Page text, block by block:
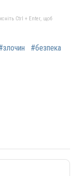
Ctrl + Enter, щоб
#безпека